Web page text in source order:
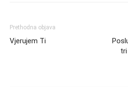
Prethodna objava
Vjerujem Ti